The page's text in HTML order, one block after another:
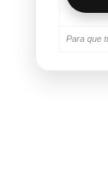
Para que